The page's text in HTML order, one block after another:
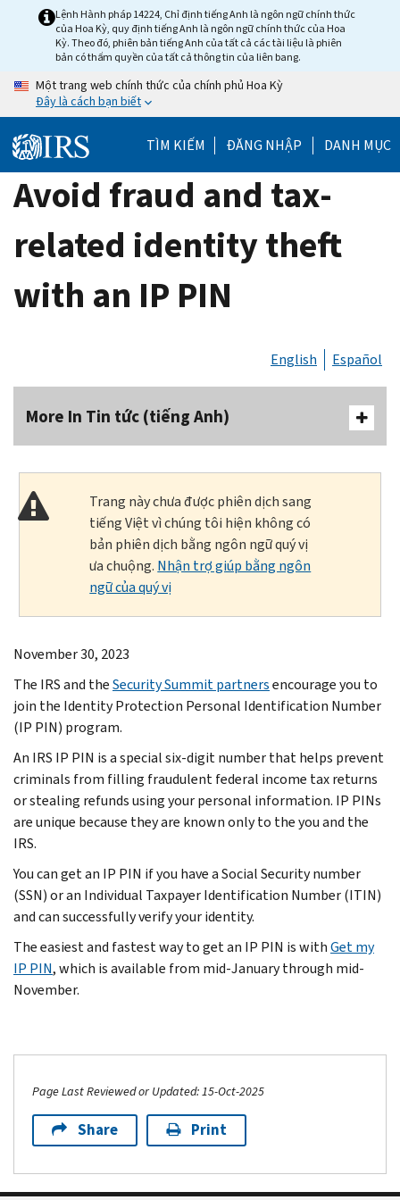
Lệnh Hành pháp 14224, Chỉ định tiếng Anh là ngôn ngữ chính thức
của Hoa Kỳ, quy định tiếng Anh là ngôn ngữ chính thức của Hoa
Kỳ. Theo đó, phiên bản tiếng Anh của tất cả các tài liệu là phiên
bản có thẩm quyền của tất cả thông tin của liên bang.
Một trang web chính thức của chính phủ Hoa Kỳ
Đây là cách bạn biết
TÌM KIẾM ĐĂNG NHẬP DANH MỤC
Avoid fraud and tax-
related identity theft
with an IP PIN
English Español
More In Tin tức (tiếng Anh)
Trang này chưa được phiên dịch sang
tiếng Việt vì chúng tôi hiện không có
bản phiên dịch bằng ngôn ngữ quý vị
ưa chuộng. Nhận trợ giúp bằng ngôn
ngữ của quý vị
November 30, 2023
The IRS and theSecurity Summit partnersencourage you to
join the Identity Protection Personal Identification Number
(IP PIN) program.
An IRS IP PIN is a special six-digit number that helps prevent
criminals from filling fraudulent federal income tax returns
or stealing refunds using your personal information. IP PINs
are unique because they are known only to the you and the
IRS.
You can get an IP PIN if you have a Social Security number
(SSN) or an Individual Taxpayer Identification Number (ITIN)
and can successfully verify your identity.
The easiest and fastest way to get an IP PIN is withGet my
IP PIN, which is available from mid-January through mid-
November.
Page Last Reviewed or Updated: 15-Oct-2025
Share Print